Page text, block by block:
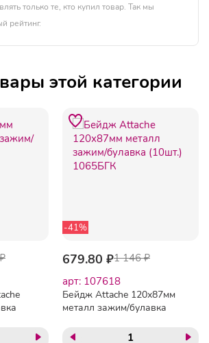
только те, кто купил товар. Так мы
рейтинг.
этой категории
-41%
679.80 ₽1 146 ₽
арт: 107618
Бейдж Attache 120х87мм
металл зажим/булавка